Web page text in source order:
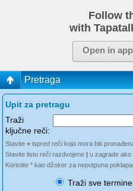
Follow
with
Open in app
Pretraga
Upit za pretragu
Traži
ključne reči:
Stavite + ispred reči koja mora biti
Stavite listu reči razdvojene | u zagrade ako
Koristite * kao džoker za nepotpuna
Traži sve